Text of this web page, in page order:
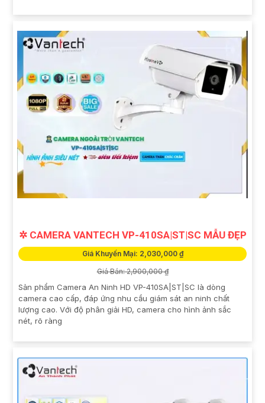
✲ CAMERA VANTECH VP-410SA|ST|SC MẪU ĐẸP
Giá Khuyến Mại: 2,030,000 ₫
Giá Bán: 2,900,000 ₫
Sản phẩm Camera An Ninh HD VP-410SA|ST|SC là dòng
camera cao cấp, đáp ứng nhu cầu giám sát an ninh chất
lượng cao. Với độ phân giải HD, camera cho hình ảnh sắc
nét, rõ ràng